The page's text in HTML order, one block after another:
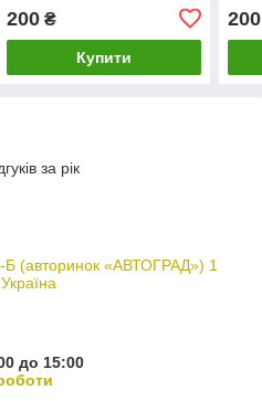
200₴
Купити
200
за рік
Б (авторинок «АВТОГРАД») 1
до 15:00